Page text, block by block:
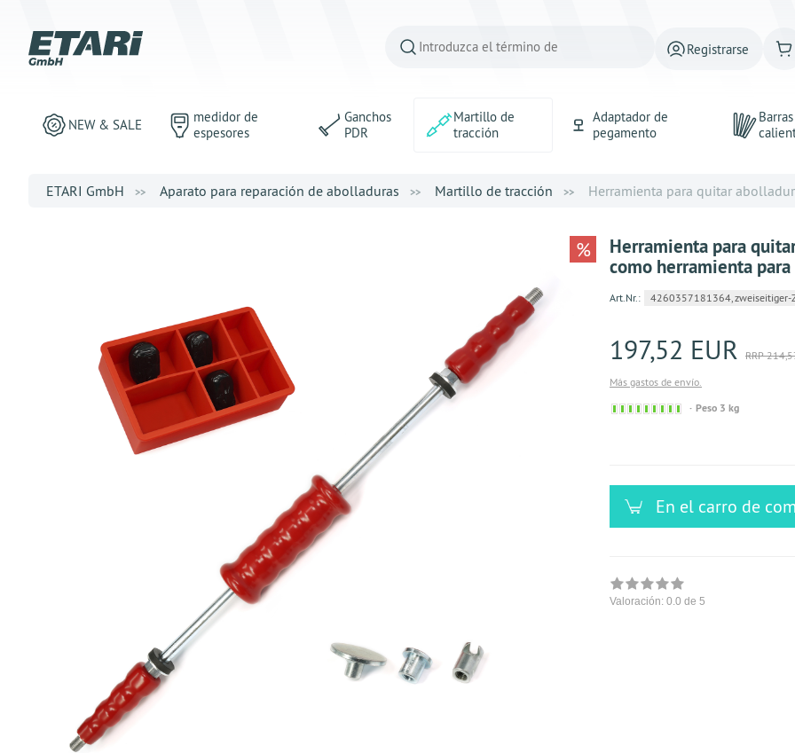
Registrarse
NEW & SALE
medidor de
espesores
Ganchos
PDR
Martillo de
tracción
Adaptador de
pegamento
ETARI GmbH Aparato para reparación de abolladuras Martillo de tracción Herramienta para quitar
%
Herramienta para
como herramienta
Art.Nr.: 4260357181364,
197,52 EUR RRP
Más gastos de envío.
Sofort
Peso 3 kg
En el carro de
Valoración: 0.0 de 5